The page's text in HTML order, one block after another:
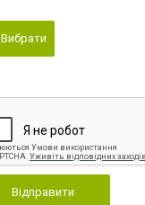
Вибрати
Відправити